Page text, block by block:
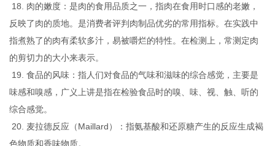
18. 肉的嫩度：是肉的食用品质之一，指肉在食用时口感的老嫩，
反映了肉的质地。是消费者评判肉制品优劣的常用指标。在实践中
指煮熟了的肉有柔软多汁，易被嚼烂的特性。在检测上，常测定肉
的剪切力的大小来表示。
19. 食品的风味：指人们对食品的气味和滋味的综合感觉，主要是
味感和嗅感，广义上讲是指在检验食品时的嗅、味、视、触、听的
综合感觉。
20. 麦拉德反应（Maillard）：指氨基酸和还原糖产生的反应生成褐
色物质和香味物质。